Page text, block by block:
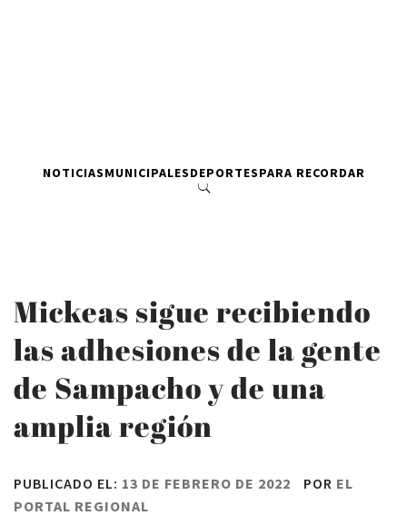
NOTICIASMUNICIPALESDEPORTESPARA RECORDAR
Mickeas sigue recibiendo
las adhesiones de la gente
de Sampacho y de una
amplia región
PUBLICADO EL: 13 DE FEBRERO DE 2022 POR EL
PORTAL REGIONAL